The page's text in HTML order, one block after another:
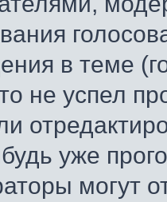
в теме
не успел
уже
могут